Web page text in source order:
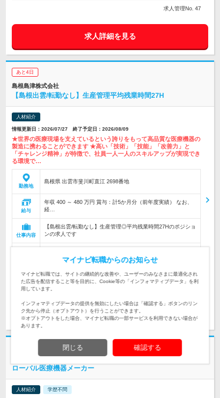
求人管理No. 47
求人詳細を見る
あと4日
島根島津株式会社
【島根出雲/転勤なし】生産管理平均残業時間27H
人材紹介
情報更新日：2026/07/27 終了予定日：2026/08/09
★世界の医療現場を支えているという誇りをもって高品質な医療機器の
製造に携わることができます ★高い「技術」「技能」「改善力」と
「チャレンジ精神」が特徴で、社員一人一人のスキルアップが実現でき
る環境で…
勤務地
島根県 出雲市斐川町直江 2698番地
給与
年収 400 ～ 480 万円 賞与：計5か月分（前年度実績） なお、
経…
仕事内容
【島根出雲/転勤なし】生産管理◎平均残業時間27Hのポジショ
ンの求人です
■受発注管理/工程管理など物事を計画的に管理する業務の経験
求人管理No. 260721MN81159434
求人詳細を見る
【中四国】医療機器の営業職/年収600～800万円/直行直帰可/グ
ローバル医療機器メーカー
人材紹介 学歴不問
マイナビ転職からのお知らせ
マイナビ転職では、サイトの継続的な改善や、ユーザーのみなさまに最適化され
た広告を配信すること等を目的に、Cookie等の「インフォマティブデータ」を利
用しています。
インフォマティブデータの提供を無効にしたい場合は「確認する」ボタンのリン
ク先から停止（オプトアウト）を行うことができます。
※オプトアウトをした場合、マイナビ転職の一部サービスを利用できない場合が
あります。
閉じる 確認する